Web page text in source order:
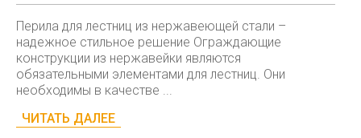
Перила для лестниц из нержавеющей стали –
надежное стильное решение Ограждающие
конструкции из нержавейки являются
обязательными элементами для лестниц. Они
необходимы в качестве ...
ЧИТАТЬ ДАЛЕЕ